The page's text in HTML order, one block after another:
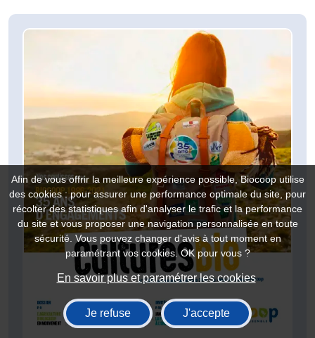
Afin de vous offrir la meilleure expérience possible, Biocoop utilise
des cookies : pour assurer une performance optimale du site, pour
récolter des statistiques afin d'analyser le trafic et la performance
du site et vous proposer une navigation personnalisée en toute
sécurité. Vous pouvez changer d'avis à tout moment en
paramétrant vos cookies. OK pour vous ?
En savoir plus et paramétrer les cookies
Je refuse J'accepte